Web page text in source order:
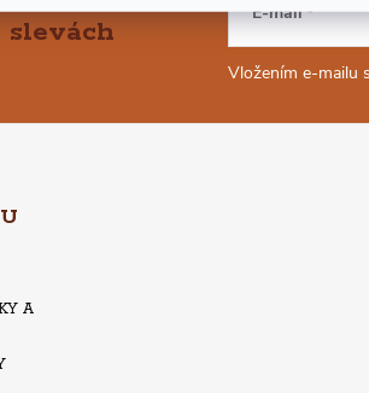
slevách
E-mail
Vložením e-mailu
A